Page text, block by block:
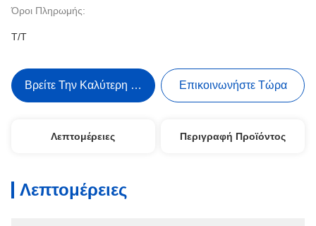
Όροι Πληρωμής:
T/T
Βρείτε Την Καλύτερη Τιμή Επικοινωνήστε Τώρα
Λεπτομέρειες Περιγραφή Προϊόντος
Λεπτομέρειες